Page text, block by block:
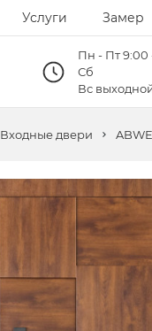
Услуги Замер
Пн - Пт 9:00
Сб
Вс
Входные двери